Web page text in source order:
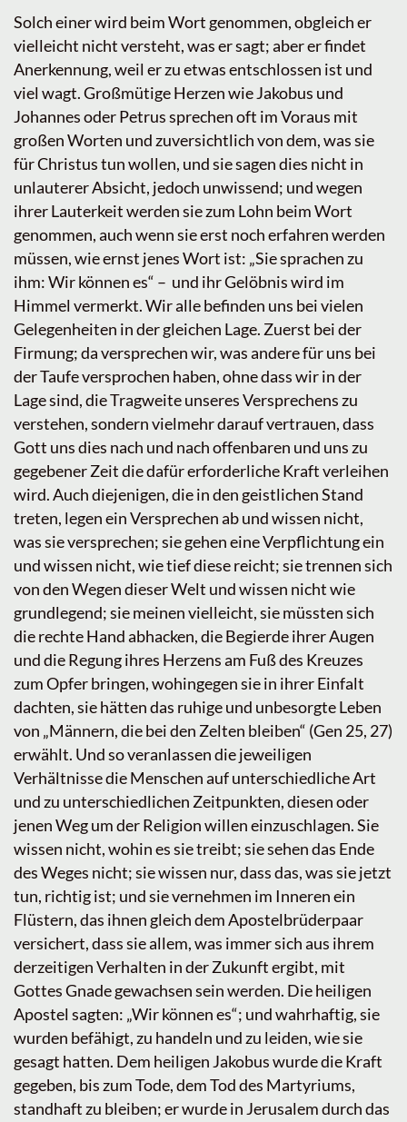
Solch einer wird beim Wort genommen, obgleich er
vielleicht nicht versteht, was er sagt; aber er findet
Anerkennung, weil er zu etwas entschlossen ist und
viel wagt. Großmütige Herzen wie Jakobus und
Johannes oder Petrus sprechen oft im Voraus mit
großen Worten und zuversichtlich von dem, was sie
für Christus tun wollen, und sie sagen dies nicht in
unlauterer Absicht, jedoch unwissend; und wegen
ihrer Lauterkeit werden sie zum Lohn beim Wort
genommen, auch wenn sie erst noch erfahren werden
müssen, wie ernst jenes Wort ist: „Sie sprachen zu
ihm: Wir können es“ – und ihr Gelöbnis wird im
Himmel vermerkt. Wir alle befinden uns bei vielen
Gelegenheiten in der gleichen Lage. Zuerst bei der
Firmung; da versprechen wir, was andere für uns bei
der Taufe versprochen haben, ohne dass wir in der
Lage sind, die Tragweite unseres Versprechens zu
verstehen, sondern vielmehr darauf vertrauen, dass
Gott uns dies nach und nach offenbaren und uns zu
gegebener Zeit die dafür erforderliche Kraft verleihen
wird. Auch diejenigen, die in den geistlichen Stand
treten, legen ein Versprechen ab und wissen nicht,
was sie versprechen; sie gehen eine Verpflichtung ein
und wissen nicht, wie tief diese reicht; sie trennen sich
von den Wegen dieser Welt und wissen nicht wie
grundlegend; sie meinen vielleicht, sie müssten sich
die rechte Hand abhacken, die Begierde ihrer Augen
und die Regung ihres Herzens am Fuß des Kreuzes
zum Opfer bringen, wohingegen sie in ihrer Einfalt
dachten, sie hätten das ruhige und unbesorgte Leben
von „Männern, die bei den Zelten bleiben“ (Gen 25, 27)
erwählt. Und so veranlassen die jeweiligen
Verhältnisse die Menschen auf unterschiedliche Art
und zu unterschiedlichen Zeitpunkten, diesen oder
jenen Weg um der Religion willen einzuschlagen. Sie
wissen nicht, wohin es sie treibt; sie sehen das Ende
des Weges nicht; sie wissen nur, dass das, was sie jetzt
tun, richtig ist; und sie vernehmen im Inneren ein
Flüstern, das ihnen gleich dem Apostelbrüderpaar
versichert, dass sie allem, was immer sich aus ihrem
derzeitigen Verhalten in der Zukunft ergibt, mit
Gottes Gnade gewachsen sein werden. Die heiligen
Apostel sagten: „Wir können es“; und wahrhaftig, sie
wurden befähigt, zu handeln und zu leiden, wie sie
gesagt hatten. Dem heiligen Jakobus wurde die Kraft
gegeben, bis zum Tode, dem Tod des Martyriums,
standhaft zu bleiben; er wurde in Jerusalem durch das